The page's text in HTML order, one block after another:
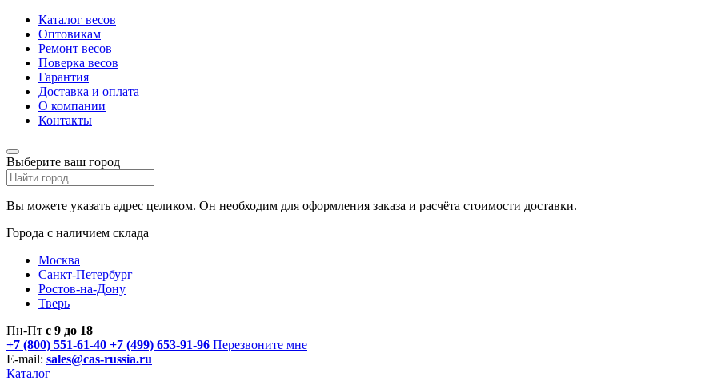
Каталог весов
Оптовикам
Ремонт весов
Поверка весов
Гарантия
Доставка и оплата
О компании
Контакты
Выберите ваш город
Вы можете указать адрес целиком. Он необходим для оформления заказа и расчёта стоимости доставки.
Города с наличием склада
Москва
Санкт-Петербург
Ростов-на-Дону
Тверь
Пн-Пт с 9 до 18
+7 (800) 551-61-40 +7 (499) 653-91-96 Перезвоните мне
E-mail: sales@cas-russia.ru
Каталог